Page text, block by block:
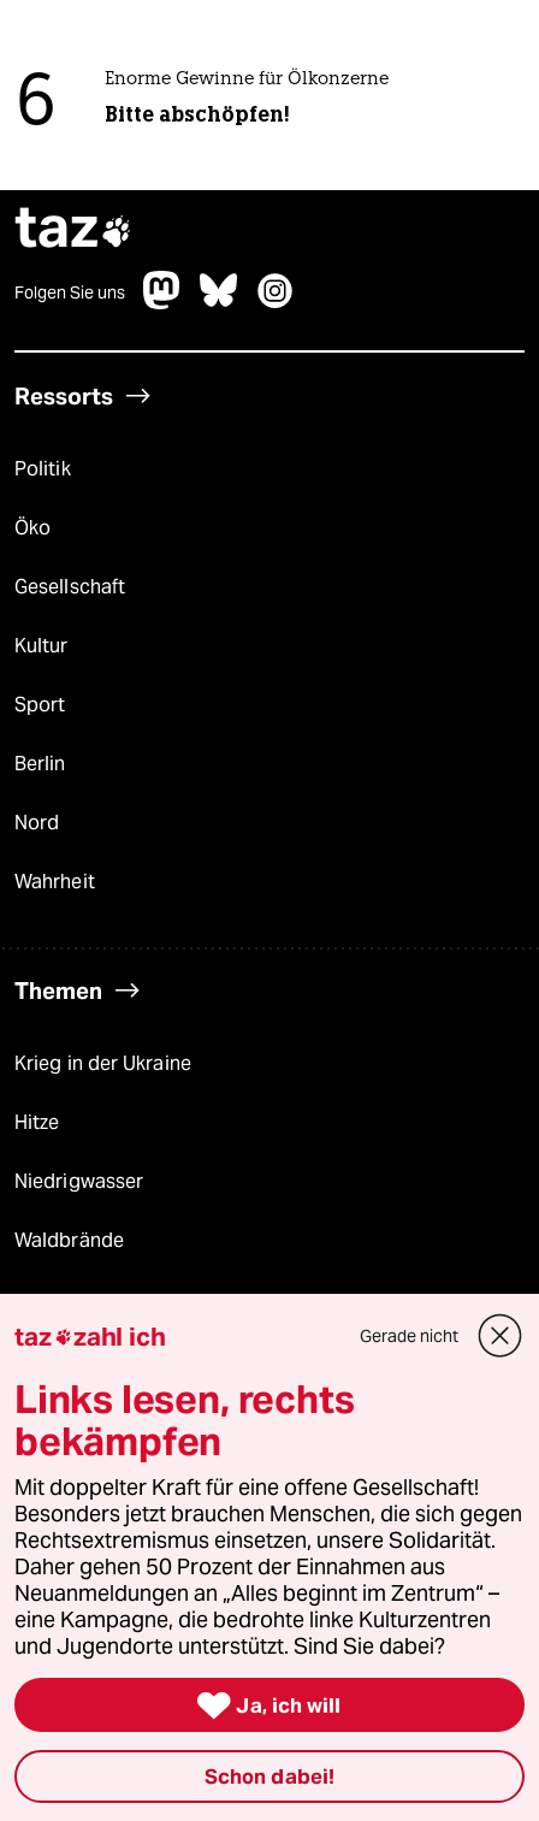
6 Enorme Gewinne für Ölkonzerne
Bitte abschöpfen!
taz
Folgen Sie uns
Ressorts
Politik
Öko
Gesellschaft
Kultur
Sport
Berlin
Nord
Wahrheit
Themen
Krieg in der Ukraine
Hitze
Niedrigwasser
Waldbrände
Verlag
Aktuelles
Hausblog
Die Seitenwende
Stellen
Presse
Unterstützen
taz zahl ich Gerade nicht
Links lesen, rechts
bekämpfen
Mit doppelter Kraft für eine offene Gesellschaft!
Besonders jetzt brauchen Menschen, die sich gegen
Rechtsextremismus einsetzen, unsere Solidarität.
Daher gehen 50 Prozent der Einnahmen aus
Neuanmeldungen an „Alles beginnt im Zentrum“ –
eine Kampagne, die bedrohte linke Kulturzentren
und Jugendorte unterstützt. Sind Sie dabei?
 Ja, ich will
Schon dabei!